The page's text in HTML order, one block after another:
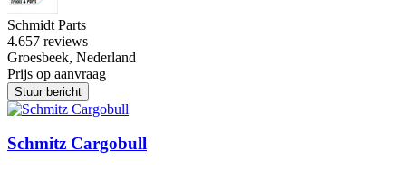
Schmidt Parts
4.657 reviews
Groesbeek, Nederland
Prijs op aanvraag
Stuur bericht
Schmitz Cargobull